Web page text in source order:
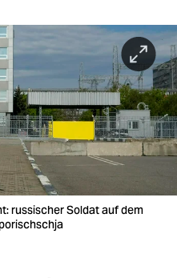
russischer Soldat auf dem